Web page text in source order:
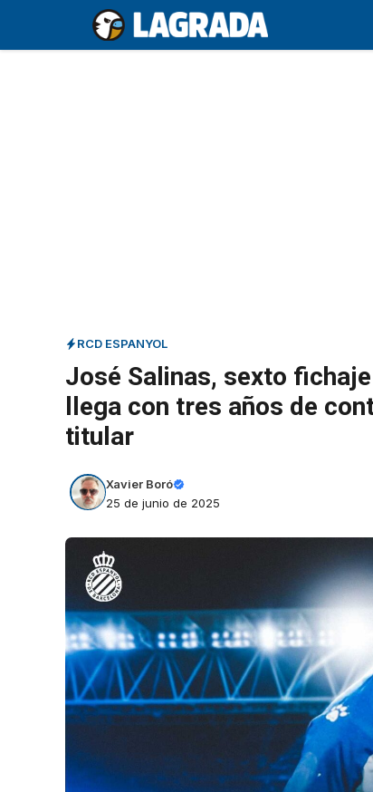
contenido
RCD ESPANYOL
José Salinas, sexto
llega con tres años de
titular
Xavier Boró
25 de junio de 2025